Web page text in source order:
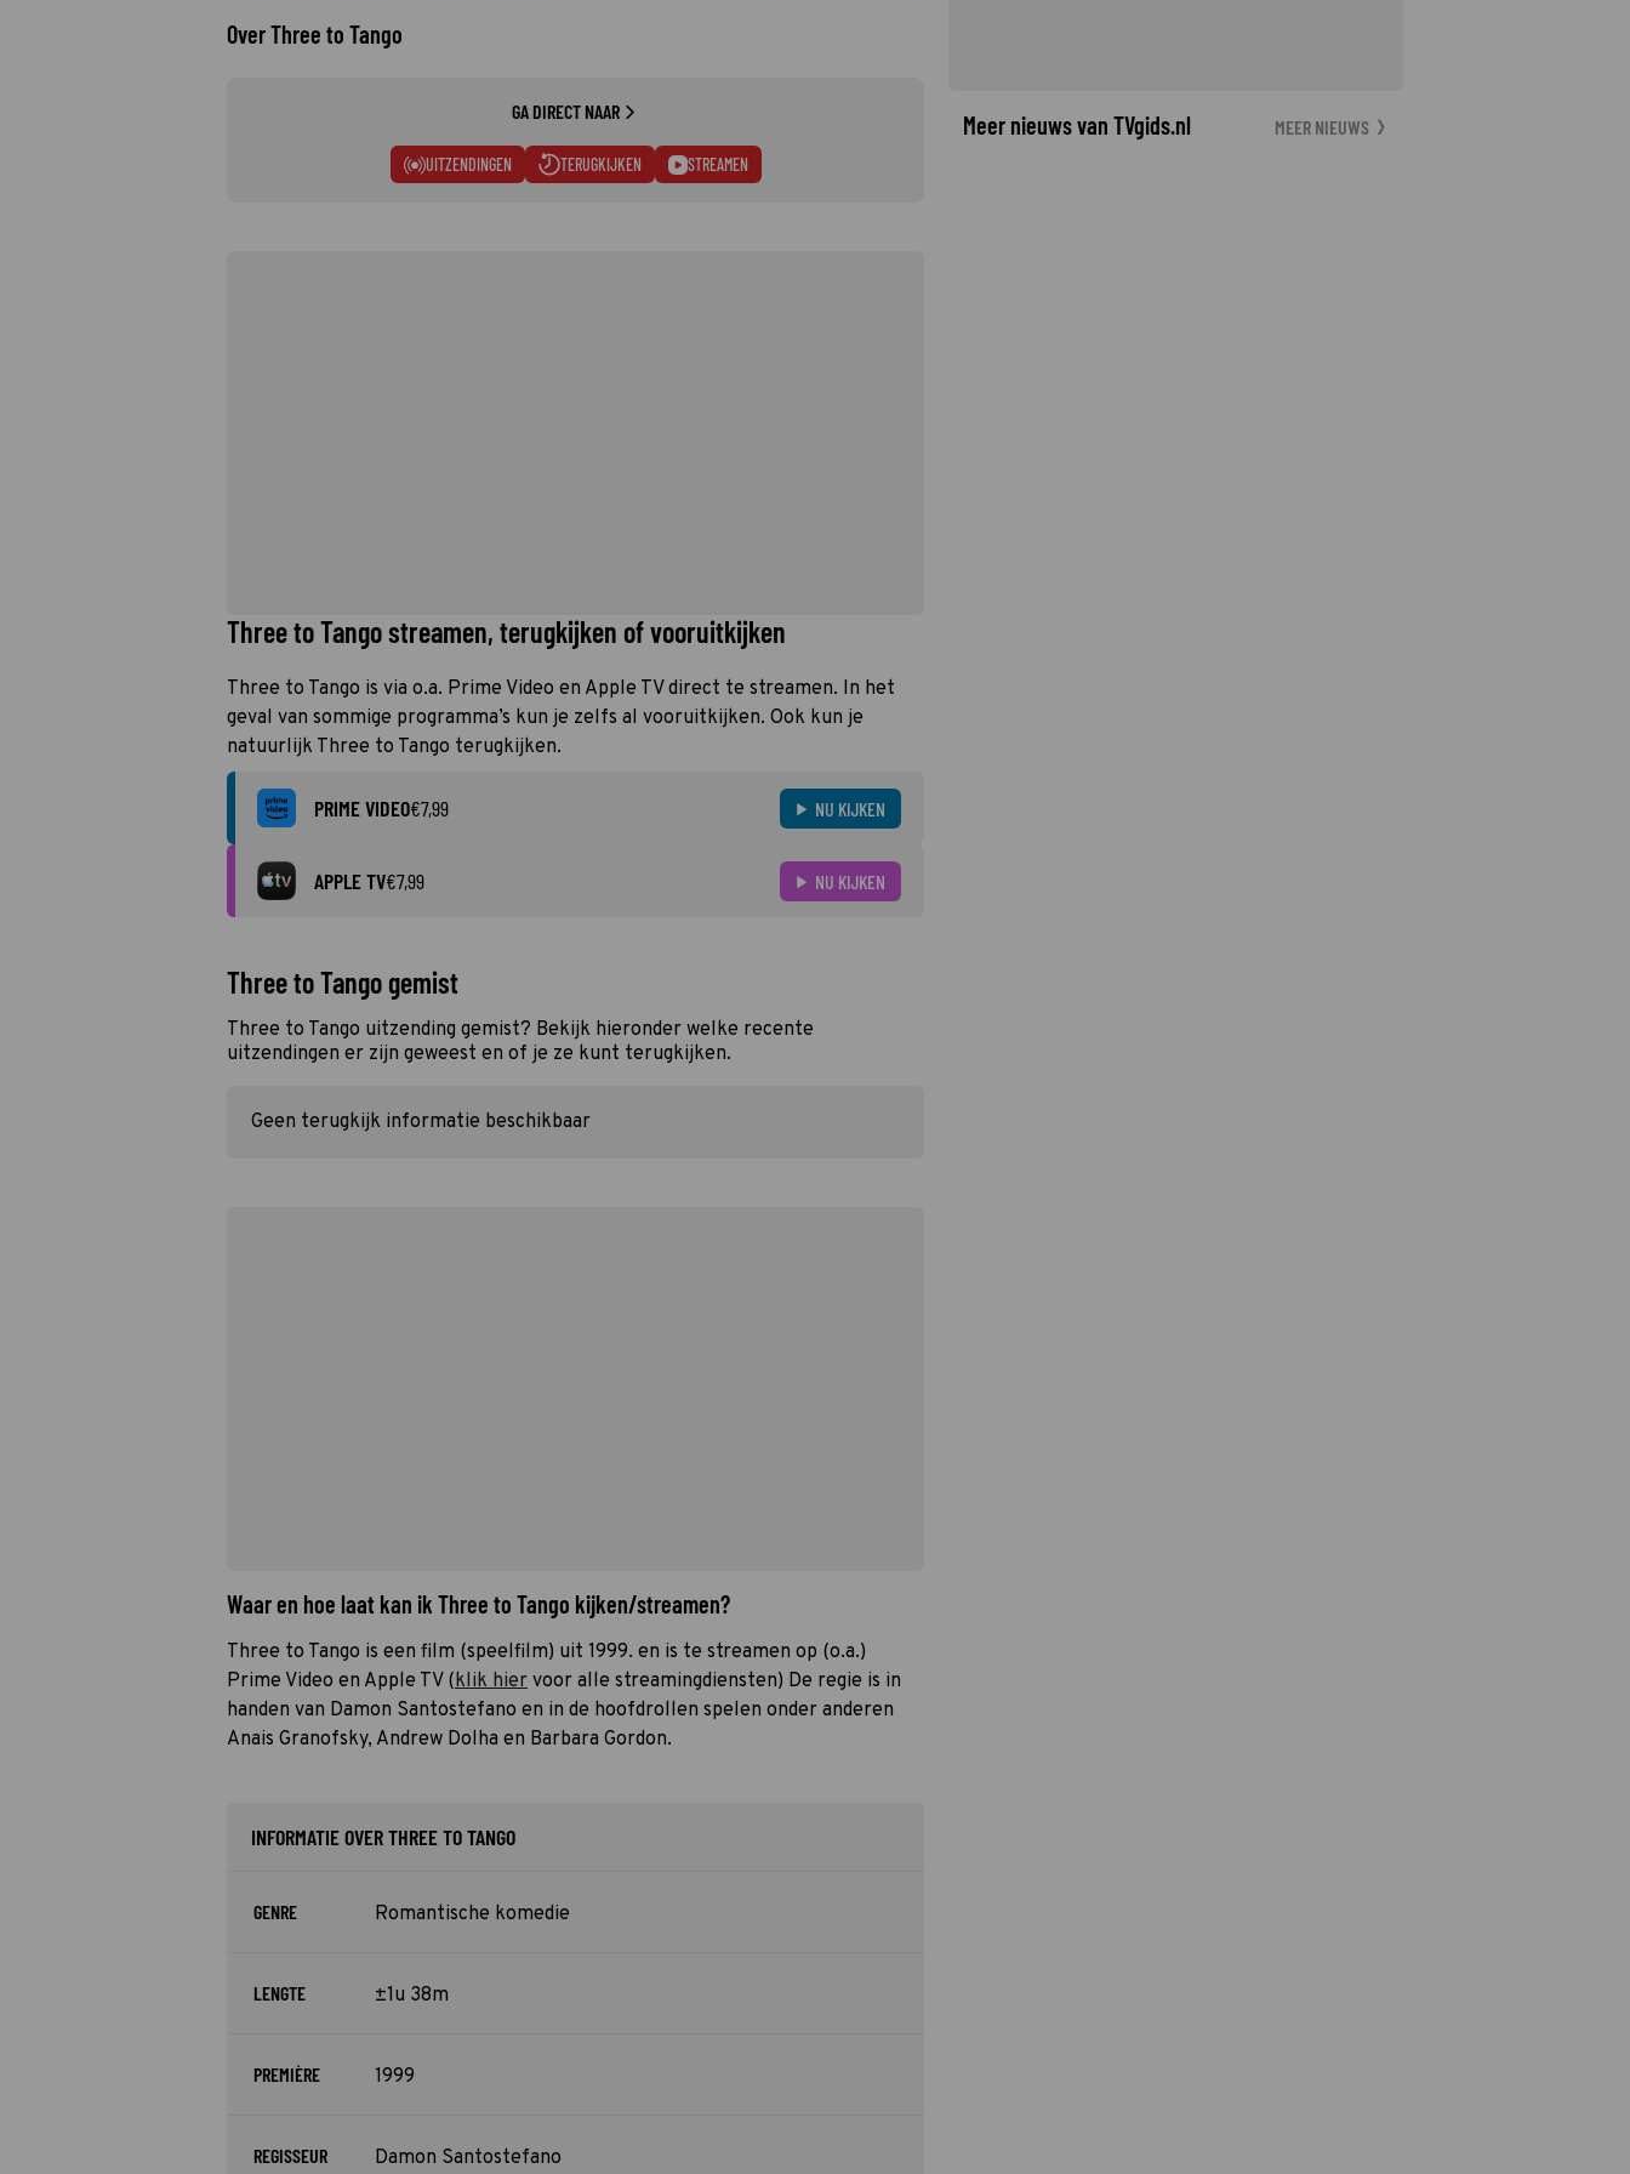
Over Three to Tango
GA DIRECT NAAR
UITZENDINGEN TERUGKIJKEN STREAMEN
Three to Tango streamen, terugkijken of vooruitkijken
Three to Tango is via o.a. Prime Video en Apple TV direct te streamen. In het
geval van sommige programma’s kun je zelfs al vooruitkijken. Ook kun je
natuurlijk Three to Tango terugkijken.
PRIME VIDEO€7,99 NU KIJKEN
APPLE TV€7,99 NU KIJKEN
Three to Tango gemist
Three to Tango uitzending gemist? Bekijk hieronder welke recente
uitzendingen er zijn geweest en of je ze kunt terugkijken.
Geen terugkijk informatie beschikbaar
Waar en hoe laat kan ik Three to Tango kijken/streamen?
Three to Tango is een film (speelfilm) uit 1999. en is te streamen op (o.a.)
Prime Video en Apple TV (klik hier voor alle streamingdiensten) De regie is in
handen van Damon Santostefano en in de hoofdrollen spelen onder anderen
Anais Granofsky, Andrew Dolha en Barbara Gordon.
INFORMATIE OVER THREE TO TANGO
GENRE Romantische komedie
LENGTE ±1u 38m
PREMIÈRE 1999
REGISSEUR Damon Santostefano
Meer nieuws van TVgids.nl MEER NIEUWS